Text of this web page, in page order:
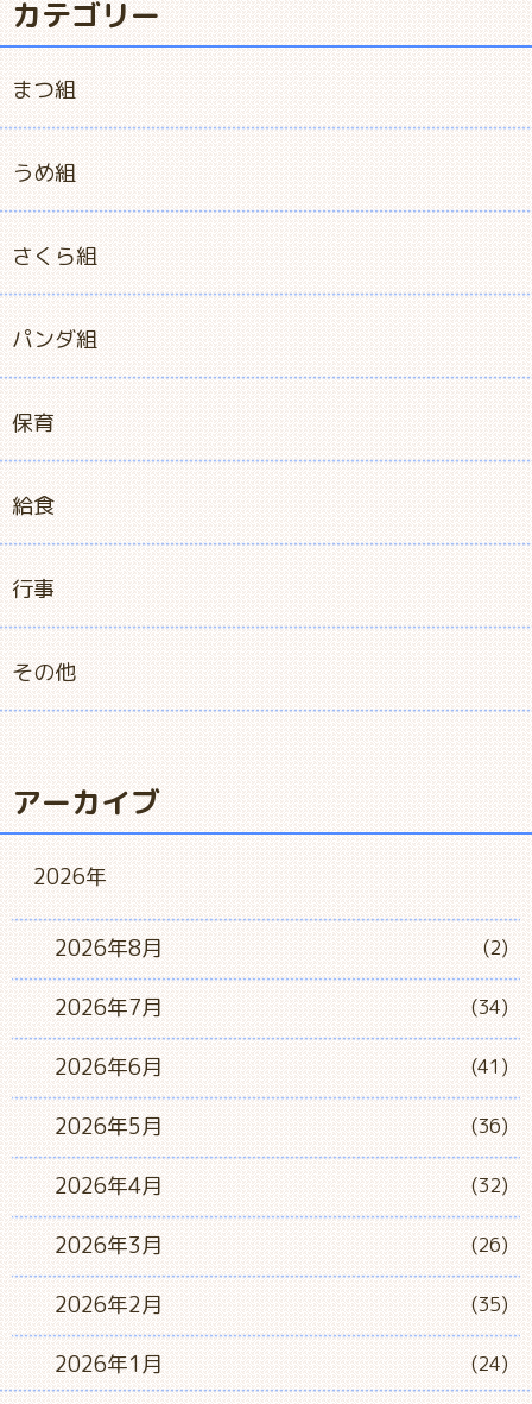
カテゴリー
まつ組
うめ組
さくら組
パンダ組
保育
給食
行事
その他
アーカイブ
2026年
2026年8月 (2)
2026年7月 (34)
2026年6月 (41)
2026年5月 (36)
2026年4月 (32)
2026年3月 (26)
2026年2月 (35)
2026年1月 (24)